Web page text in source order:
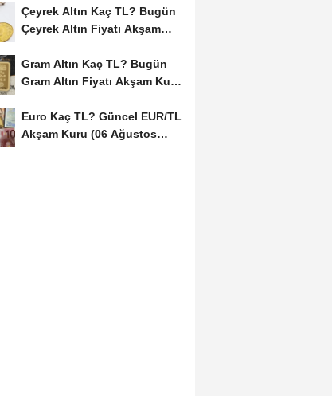
Çeyrek Altın Kaç TL? Bugün
Çeyrek Altın Fiyatı Akşam
Gram Altın Kaç TL? Bugün
Gram Altın Fiyatı Akşam Kuru
Euro Kaç TL? Güncel EUR/TL
Akşam Kuru (06 Ağustos